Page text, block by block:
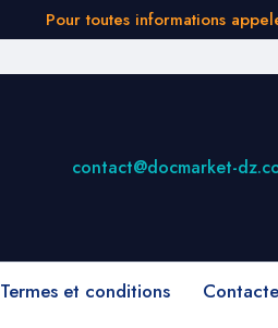
Pour toutes informations
contact@docmarket-
Termes et conditions